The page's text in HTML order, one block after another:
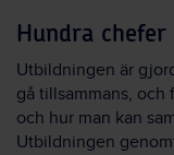
Hundra
Utbildningen är
gå tillsammans, och
och hur man kan
Utbildningen